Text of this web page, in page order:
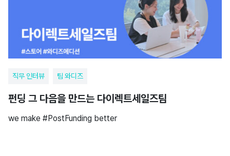
직무 인터뷰 팀 와디즈
펀딩 그 다음을 만드는 다이렉트세일즈팀
we make #PostFunding better